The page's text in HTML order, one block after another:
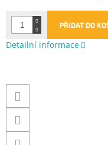
PŘIDAT DO
Detailní informace